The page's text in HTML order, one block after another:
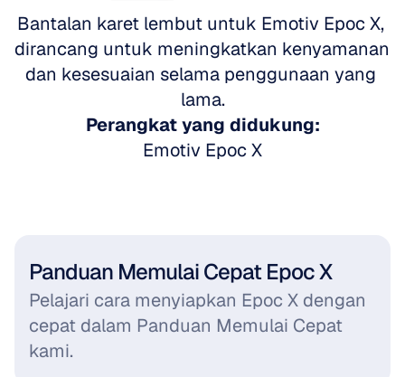
Bantalan karet lembut untuk Emotiv Epoc X,
dirancang untuk meningkatkan kenyamanan
dan kesesuaian selama penggunaan yang
lama.
Perangkat yang didukung:
Emotiv Epoc X
Panduan Memulai Cepat Epoc X
Pelajari cara menyiapkan Epoc X dengan
cepat dalam Panduan Memulai Cepat
kami.